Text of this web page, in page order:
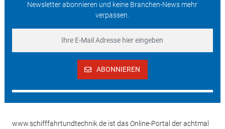
Newsletter abonnieren und keine Branchen-News mehr
verpassen.
ABONNIEREN
www.schifffahrtundtechnik.de ist das Online-Portal der achtmal